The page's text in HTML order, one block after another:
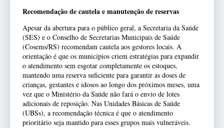
Recomendação de cautela e manutenção de reservas
Apesar da abertura para o público geral, a Secretaria da Saúde
(SES) e o Conselho de Secretarias Municipais de Saúde
(Cosems/RS) recomendam cautela aos gestores locais. A
orientação é que os municípios criem estratégias para expandir
o atendimento sem esgotar completamente os estoques,
mantendo uma reserva suficiente para garantir as doses de
crianças, gestantes e idosos ao longo dos próximos meses, uma
vez que o Ministério da Saúde não fará o envio de lotes
adicionais de reposição. Nas Unidades Básicas de Saúde
(UBSs), a recomendação técnica é que o atendimento
prioritário seja mantido para esses grupos mais vulneráveis.